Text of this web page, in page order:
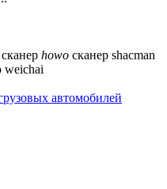
сканер howo сканер shacman
weichai
автомобилей